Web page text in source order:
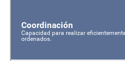
Coordinación
Capacidad para realizar
ordenados.